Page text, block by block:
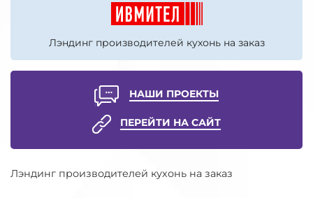
Лэндинг производителей кухонь на заказ
НАШИ ПРОЕКТЫ
ПЕРЕЙТИ НА САЙТ
Лэндинг производителей кухонь на заказ